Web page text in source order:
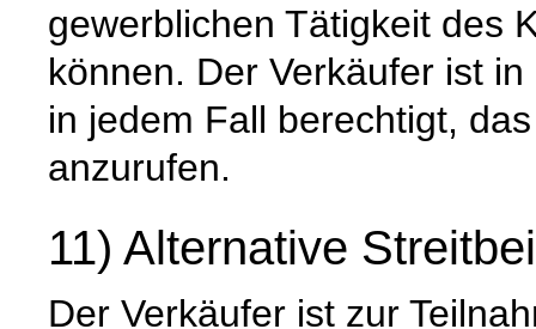
gewerblichen Tätigkeit des
können. Der Verkäufer ist
in jedem Fall berechtigt,
anzurufen.
11) Alternative
Der Verkäufer ist zur